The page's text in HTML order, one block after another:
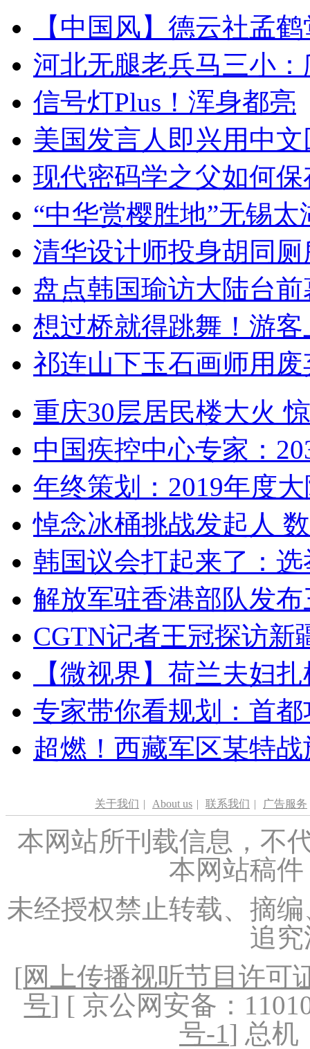
【中国风】德云社孟
河北无腿老兵马三小
信号灯Plus！浑身都亮
美国发言人即兴用中
现代密码学之父如何
“中华赏樱胜地”无锡
清华设计师投身胡同
盘点韩国瑜访大陆台
想过桥就得跳舞！游客
祁连山下玉石画师用
重庆30层居民楼大火
中国疾控中心专家：
年终策划：2019年度
悼念冰桶挑战发起人
韩国议会打起来了：
解放军驻香港部队发
CGTN记者王冠探访新
【微视界】荷兰夫妇
专家带你看规划：首
超燃！西藏军区某特
关于我们 | About us | 联系我们 | 广告服务
本网站所刊载信息，不
本网站稿
未经授权禁止转载、摘
追
[网上传播视听节目许可
号] [ 京公网安备：
号-1] 总机